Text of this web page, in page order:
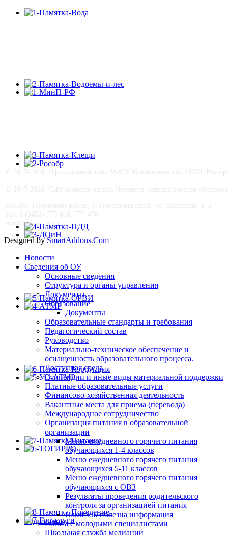
nov@obraz-tmr.ru
Designed bySmartAddons.Com
Новости
Сведения об ОУ
Основные сведения
Структура и органы управления
Документы
Образование
Документы
Образовательные стандарты и требования
Педагогический состав
Руководство
Материально-техническое обеспечение и
оснащенность образовательного процесса.
Доступная среда.
Стипендии и иные виды материальной поддержки
Платные образовательные услуги
Финансово-хозяйственная деятельность
Вакантные места для приема (перевода)
Международное сотрудничество
Организация питания в образовательной
организации
Меню ежедневного горячего питания
обучающихся 1-4 классов
Меню ежедневного горячего питания
обучающихся 5-11 классов
Меню ежедневного горячего питания
обучающихся с ОВЗ
Результаты проведения родительского
контроля за организацией питания
Памятки, полезна информация
Работа с молодыми специалистами
Школьная служба медиации